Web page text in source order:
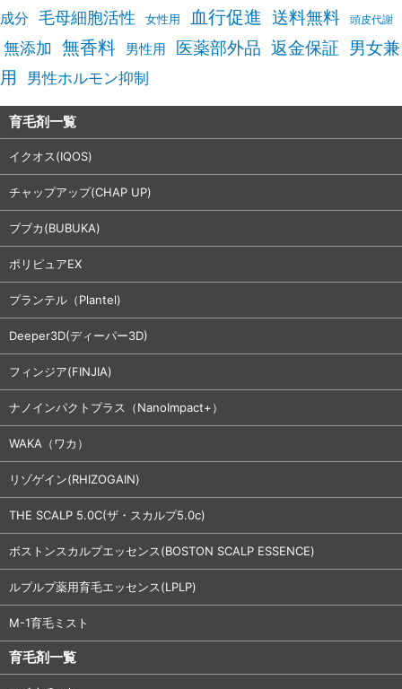
成分 毛母細胞活性 女性用 血行促進 送料無料 頭皮代謝
無添加 無香料 男性用 医薬部外品 返金保証 男女兼
用
男性ホルモン抑制
育毛剤一覧
イクオス(IQOS)
チャップアップ(CHAP UP)
ブブカ(BUBUKA)
ポリピュアEX
プランテル（Plantel)
Deeper3D(ディーパー3D)
フィンジア(FINJIA)
ナノインパクトプラス（NanoImpact+）
WAKA（ワカ）
リゾゲイン(RHIZOGAIN)
THE SCALP 5.0C(ザ・スカルプ5.0c)
ボストンスカルプエッセンス(BOSTON SCALP ESSENCE)
ルプルプ薬用育毛エッセンス(LPLP)
M-1育毛ミスト
育毛剤一覧